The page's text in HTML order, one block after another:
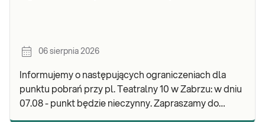
06 sierpnia 2026
Informujemy o następujących ograniczeniach dla
punktu pobrań przy pl. Teatralny 10 w Zabrzu: w dniu
07.08 - punkt będzie nieczynny. Zapraszamy do